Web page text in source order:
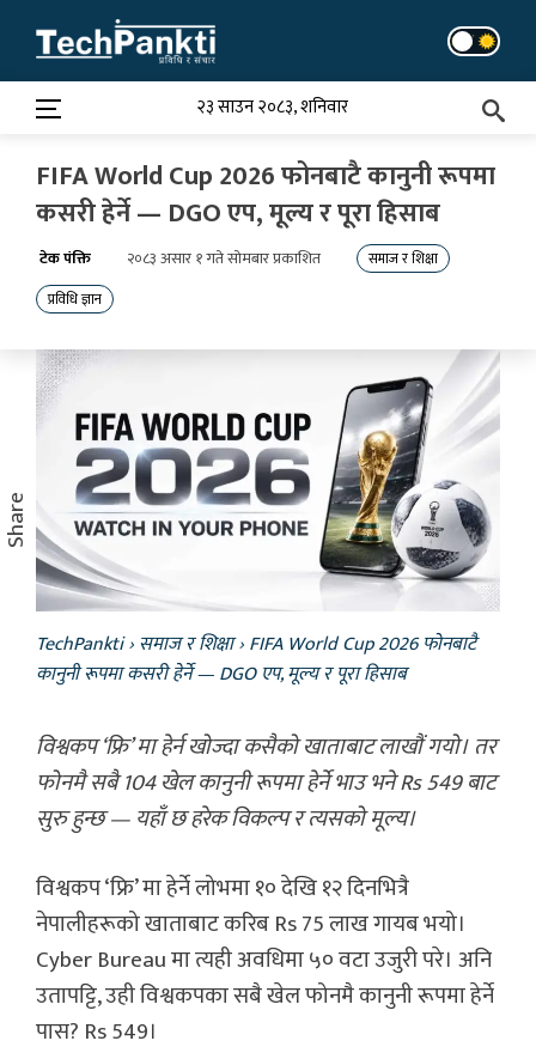
content
२३ साउन २०८३, शनिवार
FIFA World Cup 2026 फोनबाटै कानुनी रूपमा
कसरी हेर्ने — DGO एप, मूल्य र पूरा हिसाब
टेक पंक्ति २०८३ असार १ गते सोमबार प्रकाशित
समाज र शिक्षा
प्रविधि ज्ञान
TechPankti› समाज र शिक्षा›FIFA World Cup 2026 फोनबाटै
कानुनी रूपमा कसरी हेर्ने — DGO एप, मूल्य र पूरा हिसाब
विश्वकप ‘फ्रि’ मा हेर्न खोज्दा कसैको खाताबाट लाखौं गयो। तर
फोनमै सबै 104 खेल कानुनी रूपमा हेर्ने भाउ भने Rs 549 बाट
सुरु हुन्छ — यहाँ छ हरेक विकल्प र त्यसको मूल्य।
विश्वकप ‘फ्रि’ मा हेर्ने लोभमा १० देखि १२ दिनभित्रै
नेपालीहरूको खाताबाट करिब Rs 75 लाख गायब भयो।
Cyber Bureau मा त्यही अवधिमा ५० वटा उजुरी परे। अनि
उतापट्टि, उही विश्वकपका सबै खेल फोनमै कानुनी रूपमा हेर्ने
पास? Rs 549।